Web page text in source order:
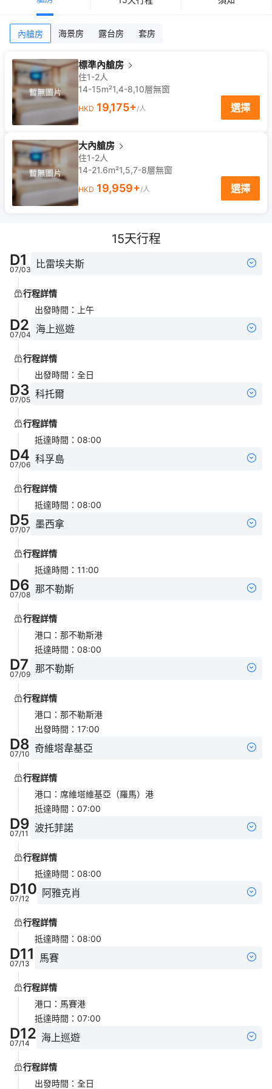
內艙房 海景房 露台房 套房
標準內艙房
住1-2人
14-15m²1,4-8,10層無窗
HKD 19,175+/人 選擇
大內艙房
住1-2人
14-21.6m²1,5,7-8層無窗
HKD 19,959+/人 選擇
15天行程
D1
07/03 比雷埃夫斯
行程詳情
出發時間 ： 上午
D2
07/04 海上巡遊
行程詳情
出發時間 ： 全日
D3
07/05 科托爾
行程詳情
抵達時間 ： 08:00
D4
07/06 科孚島
行程詳情
抵達時間 ： 08:00
D5
07/07 墨西拿
行程詳情
抵達時間 ： 11:00
D6
07/08 那不勒斯
行程詳情
港口 ： 那不勒斯港
抵達時間 ： 08:00
D7
07/09 那不勒斯
行程詳情
港口 ： 那不勒斯港
出發時間 ： 17:00
D8
07/10 奇維塔韋基亞
行程詳情
港口 ： 席維塔維基亞（羅馬）港
抵達時間 ： 07:00
D9
07/11 波托菲諾
行程詳情
抵達時間 ： 08:00
D10
07/12 阿雅克肖
行程詳情
抵達時間 ： 08:00
D11
07/13 馬賽
行程詳情
港口 ： 馬賽港
抵達時間 ： 07:00
D12
07/14 海上巡遊
行程詳情
出發時間 ： 全日